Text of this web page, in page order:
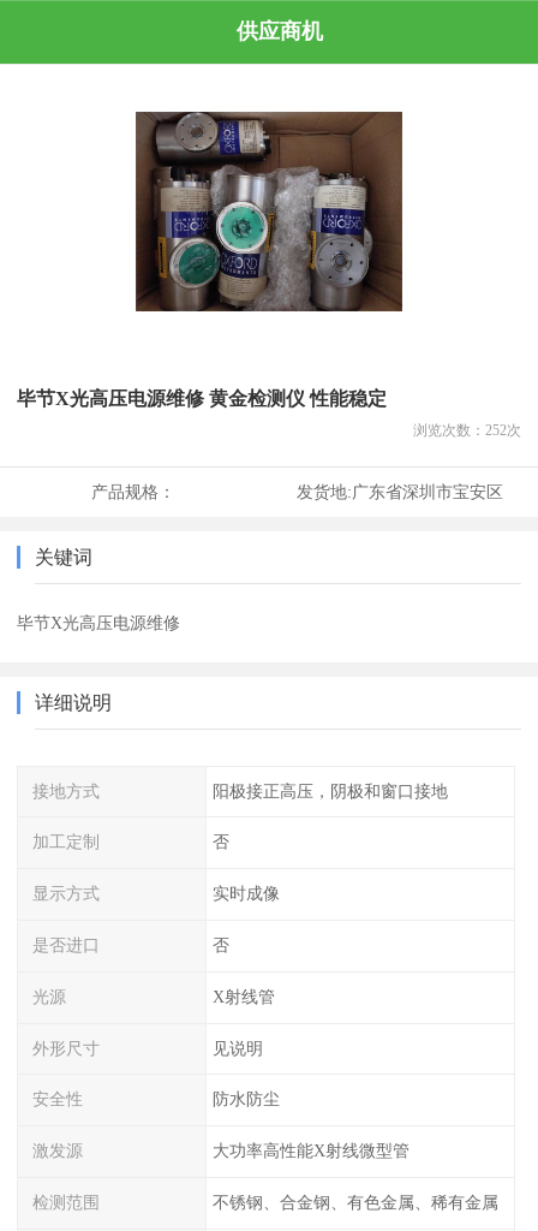
供应商机
毕节X光高压电源维修 黄金检测仪 性能稳定
浏览次数： 252次
产品规格： 发货地:广东省深圳市宝安区
关键词
毕节X光高压电源维修
详细说明
接地方式 阳极接正高压，阴极和窗口接地
加工定制 否
显示方式 实时成像
是否进口 否
光源 X射线管
外形尺寸 见说明
安全性 防水防尘
激发源 大功率高性能X射线微型管
检测范围 不锈钢、合金钢、有色金属、稀有金属